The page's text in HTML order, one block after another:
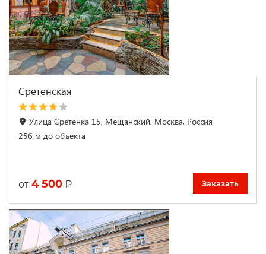
Сретенская
Улица Сретенка 15, Мещанский, Москва, Россия
256 м до объекта
от 4 500 ₽ Заказать